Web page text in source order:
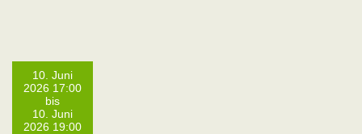
10. Juni
2026 17:00
bis
10. Juni
2026 19:00